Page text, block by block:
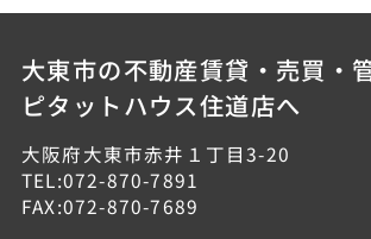
大東市の不動産賃貸・売買・
ピタットハウス住道店へ
大阪府大東市赤井１丁目3-20
TEL:072-870-7891
FAX:072-870-7689